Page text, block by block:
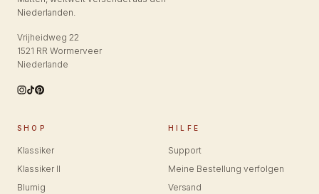
Niederlanden.
Vrijheidweg 22
1521 RR Wormerveer
Niederlande
SHOP
Klassiker
Klassiker II
Blumig
HILFE
Support
Meine Bestellung verfolgen
Versand